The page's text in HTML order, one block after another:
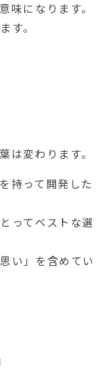
味になります。
す。
は変わります。
持って開発した
ってベストな選
い」を含めてい